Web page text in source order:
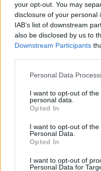
your opt-out. You may
disclosure of your personal
IAB’s list of downstream
also be disclosed by us to
Downstream Participants
Personal Data
I want to opt-out of
personal data.
Opted In
I want to opt-out of the
Personal Data.
Opted In
I want to opt-out of
Personal Data for
COSCO: Απολογισμός
στη μετοχική σύνθεση
10/08/2026 - 18:53
10/08/2026 - 18:31 ΚΟΣΜΟΣ
Χρηματιστήριο: Πτώση
ευρώ ο τζίρος
Κωτσόβολος: Τζίρος